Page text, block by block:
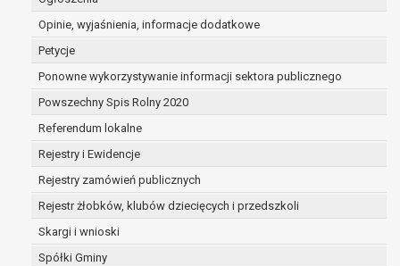
Opinie, wyjaśnienia, informacje dodatkowe
Petycje
Ponowne wykorzystywanie informacji sektora publicznego
Powszechny Spis Rolny 2020
Referendum lokalne
Rejestry i Ewidencje
Rejestry zamówień publicznych
Rejestr żłobków, klubów dziecięcych i przedszkoli
Skargi i wnioski
Spółki Gminy
dane są nieprawidłowe lub
niekompletne;
osobowych (tzw. prawo do bycia
zapomnianym) na podstawie art. 17 RODO,
w przypadku gdy:
dane nie są już niezbędne do celów,
sposób przetwarzane,
osoba, której dane dotyczą, wniosła
sprzeciw wobec przetwarzania
osoba, której dane dotyczą wycofała